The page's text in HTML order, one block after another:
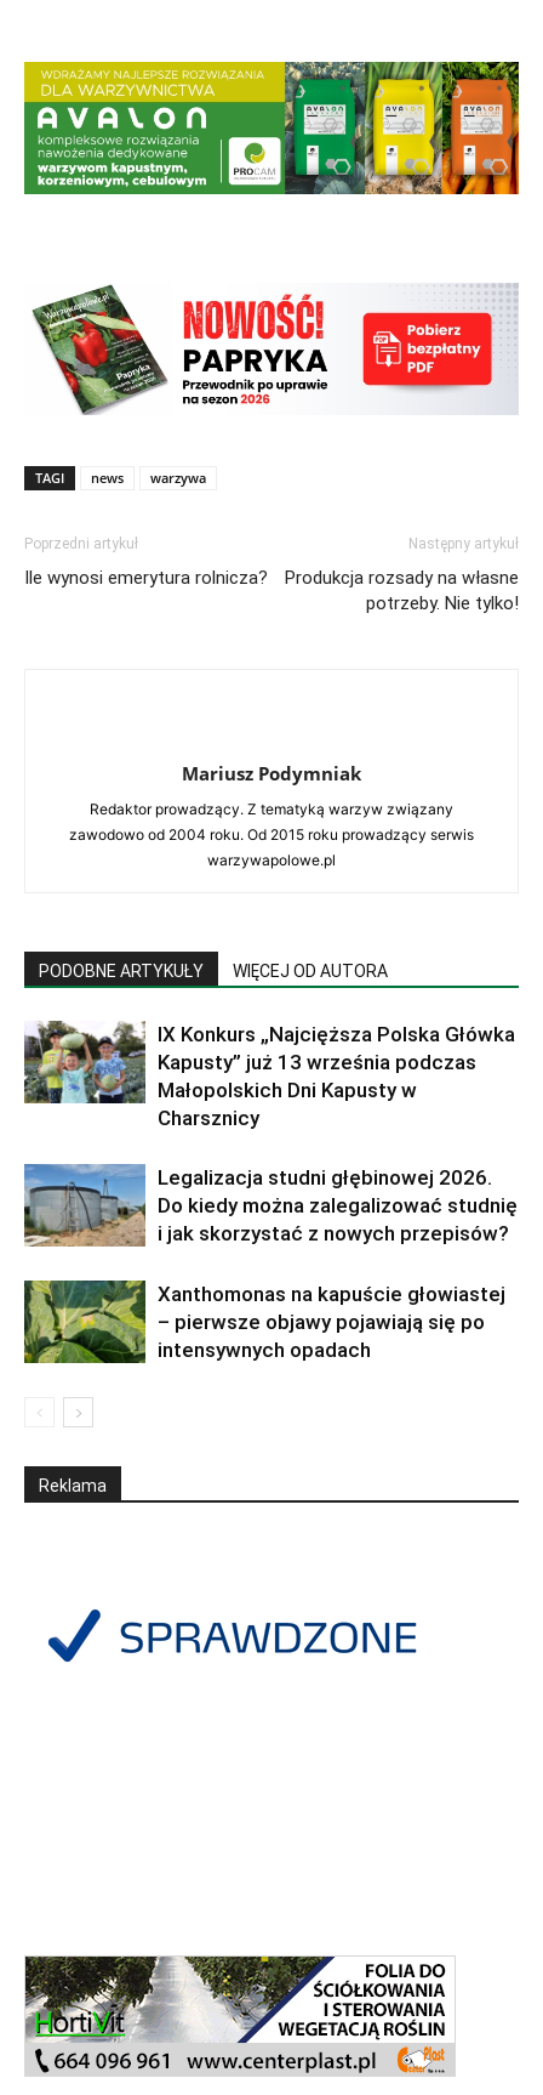
TAGI news warzywa
Poprzedni artykuł
Ile wynosi emerytura rolnicza?
Następny artykuł
Produkcja rozsady na własne
potrzeby. Nie tylko!
Mariusz Podymniak
Redaktor prowadzący. Z tematyką warzyw związany
zawodowo od 2004 roku. Od 2015 roku prowadzący serwis
warzywapolowe.pl
PODOBNE ARTYKUŁY WIĘCEJ OD AUTORA
IX Konkurs „Najcięższa Polska Główka
Kapusty” już 13 września podczas
Małopolskich Dni Kapusty w
Charsznicy
Legalizacja studni głębinowej 2026.
Do kiedy można zalegalizować studnię
i jak skorzystać z nowych przepisów?
Xanthomonas na kapuście głowiastej
– pierwsze objawy pojawiają się po
intensywnych opadach
Reklama